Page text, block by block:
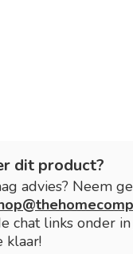
dit product?
advies? Neem
chat links onder
klaar!